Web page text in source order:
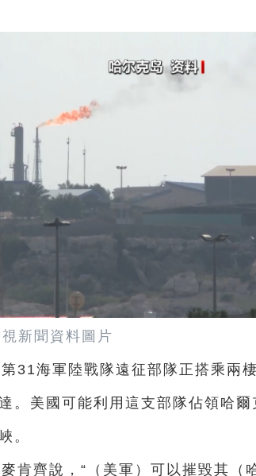
視新聞資料圖片
31海軍陸戰隊遠征部隊正搭乘兩
。美國可能利用這支部隊佔領哈爾
。
肯齊說，“（美軍）可以摧毀其（